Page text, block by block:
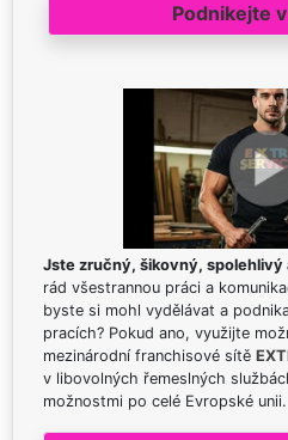
Podnikejte
Jste zručný, šikovný, spolehlivý
rád všestrannou práci a
byste si mohl vydělávat a
pracích? Pokud ano, využijte
mezinárodní franchisové sítě
v libovolných řemeslných
možnostmi po celé Evropské unii.